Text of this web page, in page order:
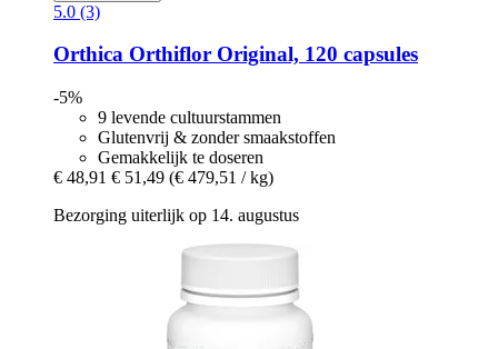
5.0 (3)
Orthica Orthiflor Original, 120 capsules
-5%
9 levende cultuurstammen
Glutenvrij & zonder smaakstoffen
Gemakkelijk te doseren
€ 48,91 € 51,49 (€ 479,51 / kg)
Bezorging uiterlijk op 14. augustus